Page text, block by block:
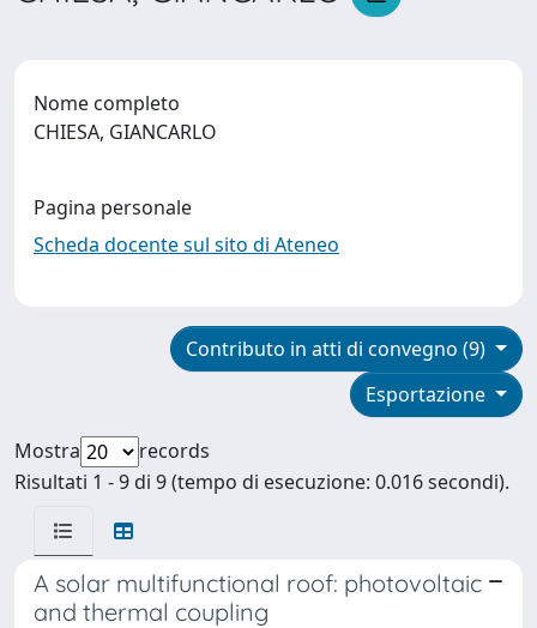
Nome completo
CHIESA, GIANCARLO
Pagina personale
Scheda docente sul sito di Ateneo
Contributo in atti di convegno (9)
Esportazione
Mostra
records
Risultati 1 - 9 di 9 (tempo di esecuzione: 0.016 secondi).
A solar multifunctional roof: photovoltaic
and thermal coupling